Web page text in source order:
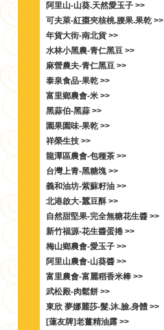
阿里山-山葵.天然愛玉子 >>
可夫萊-紅棗夾核桃.腰果.果乾 >>
年貨大街-南北貨 >>
水林小黑農-青仁黑豆 >>
麻營農夫-青仁黑豆 >>
泰泉食品-果乾 >>
富里鄉農會-米 >>
黑蒜伯-黑蒜 >>
園果園味-果乾 >>
祥榮生技 >>
龍潭區農會-包種茶 >>
台灣上青-黑糖塊 >>
義和油坊-紫蘇籽油 >>
北港啟大-蠶豆酥 >>
自然甜堅果-完全無糖花生醬 >>
新竹福源-花生醬蛋捲 >>
梅山鄉農會-愛玉子 >>
阿里山農會-山葵醬 >>
富里農會-富麗稻香米棒 >>
武松殿-肉鬆餅 >>
東欣 夢娜麗莎-髮.沐.臉.身體 >>
[蓮友牌]老薑精油露 >>